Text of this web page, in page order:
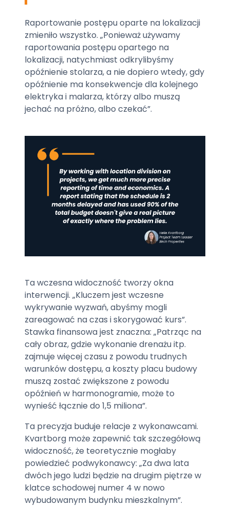
Raportowanie postępu oparte na lokalizacji
zmieniło wszystko. „Ponieważ używamy
raportowania postępu opartego na
lokalizacji, natychmiast odkrylibyśmy
opóźnienie stolarza, a nie dopiero wtedy, gdy
opóźnienie ma konsekwencje dla kolejnego
elektryka i malarza, którzy albo muszą
jechać na próżno, albo czekać”.
Ta wczesna widoczność tworzy okna
interwencji. „Kluczem jest wczesne
wykrywanie wyzwań, abyśmy mogli
zareagować na czas i skorygować kurs”.
Stawka finansowa jest znaczna: „Patrząc na
cały obraz, gdzie wykonanie drenażu itp.
zajmuje więcej czasu z powodu trudnych
warunków dostępu, a koszty placu budowy
muszą zostać zwiększone z powodu
opóźnień w harmonogramie, może to
wynieść łącznie do 1,5 miliona”.
Ta precyzja buduje relacje z wykonawcami.
Kvartborg może zapewnić tak szczegółową
widoczność, że teoretycznie mogłaby
powiedzieć podwykonawcy: „Za dwa lata
dwóch jego ludzi będzie na drugim piętrze w
klatce schodowej numer 4 w nowo
wybudowanym budynku mieszkalnym”.